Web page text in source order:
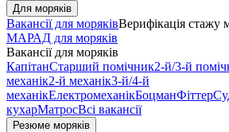
Для моряків
Вакансії для моряківВерифікація стажу
МАРАД для моряків
Вакансії для моряків
КапітанСтарший помічник2-й/3-й
механік2-й механік3-й/4-й
механікЕлектромеханікБоцманФіттер
кухарМатросВсі вакансії
Резюме моряків